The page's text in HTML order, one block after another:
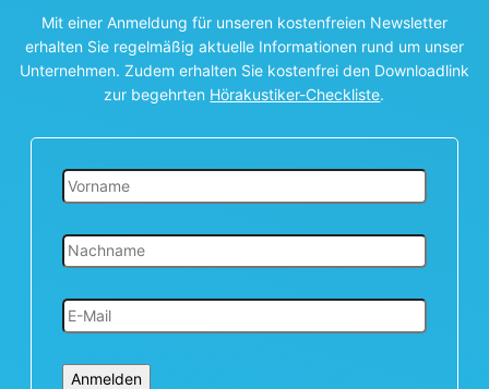
Mit einer Anmeldung für unseren kostenfreien Newsletter
erhalten Sie regelmäßig aktuelle Informationen rund um unser
Unternehmen. Zudem erhalten Sie kostenfrei den Downloadlink
zur begehrten Hörakustiker-Checkliste.
Anmelden